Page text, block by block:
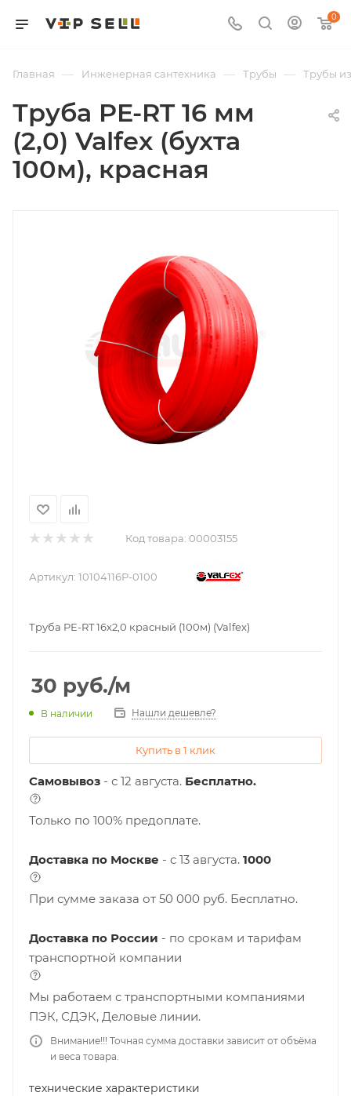
0
Главная — Инженерная сантехника — Трубы — Трубы
Труба PE-RT 16 мм
(2,0) Valfex (бухта
100м), красная
Код товара: 00003155
Артикул: 10104116Р-0100
Труба PE-RT 16х2,0 красный (100м) (Valfex)
30 руб./м
В наличии Нашли дешевле?
Купить в 1 клик
Самовывоз - с 12 августа. Бесплатно.
Только по 100% предоплате.
Доставка по Москве - c 13 августа. 1000
При сумме заказа от 50 000 руб. Бесплатно.
Доставка по России - по срокам и тарифам
транспортной компании
Мы работаем с транспортными компаниями
ПЭК, СДЭК, Деловые линии.
Внимание!!! Точная сумма доставки зависит от объёма
и веса товара.
технические характеристики